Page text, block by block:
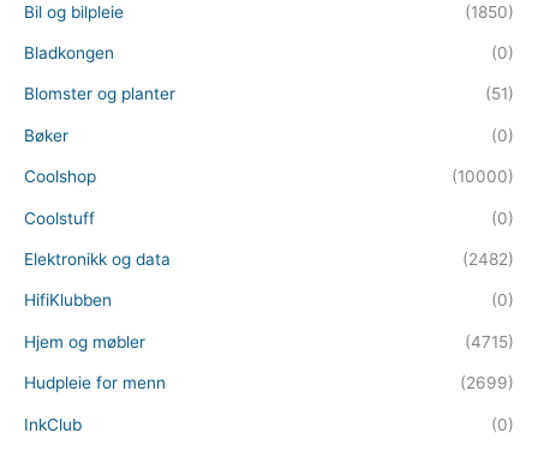
Bil og bilpleie (1850)
Bladkongen (0)
Blomster og planter (51)
Bøker (0)
Coolshop (10000)
Coolstuff (0)
Elektronikk og data (2482)
HifiKlubben (0)
Hjem og møbler (4715)
Hudpleie for menn (2699)
InkClub (0)